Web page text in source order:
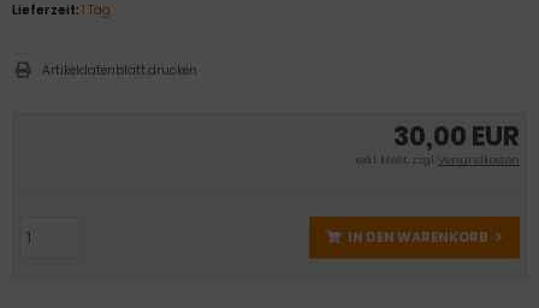
30,00 EUR
exkl. MwSt. zzgl.Versandkosten
IN DEN WARENKORB
Lieferzeit: 1 Tag
Artikeldatenblatt drucken